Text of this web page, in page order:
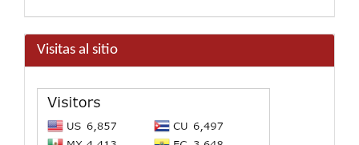
Visitas al sitio